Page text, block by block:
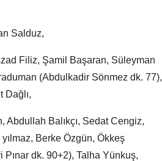
Salduz,
Filiz, Şamil Başaran, Süleyman
(Abdulkadir Sönmez dk. 77),
Dağlı,
Balıkçı, Sedat Cengiz,
Berke Özgün, Ökkeş
dk. 90+2), Talha Yünkuş,